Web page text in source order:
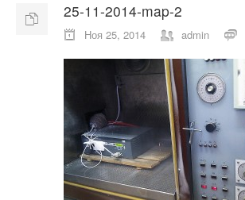
О компании25-11-2014-map-2
Ноя 25, 2014 admin